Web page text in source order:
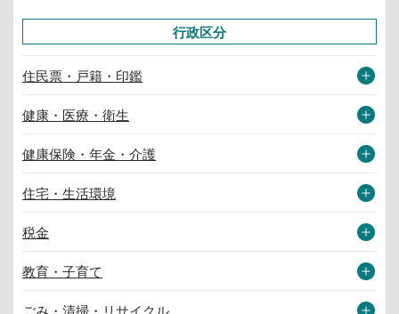
行政区分
住民票・戸籍・印鑑
健康・医療・衛生
健康保険・年金・介護
住宅・生活環境
税金
教育・子育て